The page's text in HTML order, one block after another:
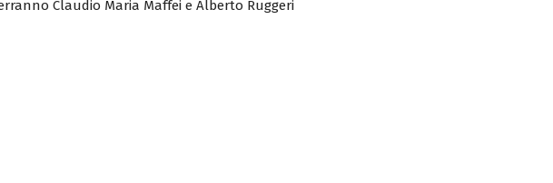
Claudio Maria Maffei e Alberto Ruggeri